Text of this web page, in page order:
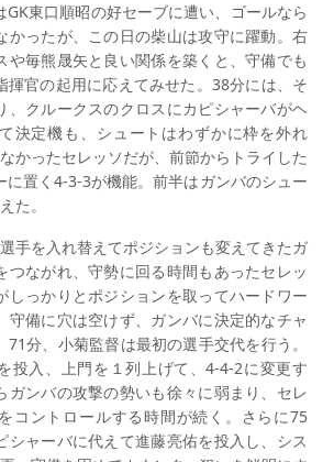
GK東口順昭の好セーブに遭い、ゴールなら
かったが、この日の柴山は攻守に躍動。右
や毎熊晟矢と良い関係を築くと、守備でも
揮官の起用に応えてみせた。38分には、そ
、クルークスのクロスにカピシャーバがヘ
決定機も、シュートはわずかに枠を外れ
かったセレッソだが、前節からトライした
に置く4-3-3が機能。前半はガンバのシュー
た。
手を入れ替えてポジションも変えてきたガ
つながれ、守勢に回る時間もあったセレッ
しっかりとポジションを取ってハードワー
守備に穴は空けず、ガンバに決定的なチャ
71分、小菊監督は最初の選手交代を行う。
投入、上門を１列上げて、4-4-2に変更す
ガンバの攻撃の勢いも徐々に弱まり、セレ
コントロールする時間が続く。さらに75
シャーバに代えて進藤亮佑を投入し、シス